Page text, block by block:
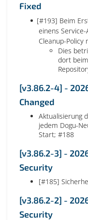
Fixed
[#193] Beim
einens
Cleanup-Policy
Dies
dort
[v3.86.2-4] -
Changed
Aktualisierung
jedem Dogu-
Start; #188
[v3.86.2-3] -
Security
[#185]
[v3.86.2-2] -
Security